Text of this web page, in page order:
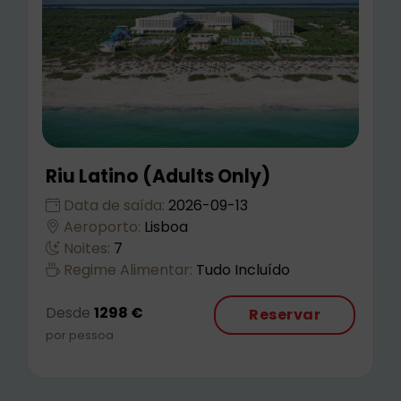
Riu Latino (Adults Only)
Data de saída: 2026-09-13
Aeroporto: Lisboa
Noites: 7
Regime Alimentar: Tudo Incluído
Desde 1298 €
por pessoa
Reservar